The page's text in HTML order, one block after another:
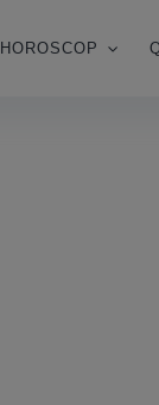
HOROSCOP